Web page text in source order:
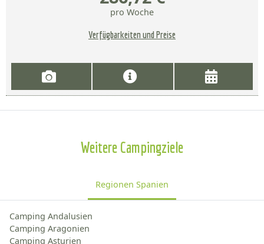
pro Woche
Verfügbarkeiten und Preise
Weitere Campingziele
Regionen Spanien
Camping Andalusien
Camping Aragonien
Camping Asturien